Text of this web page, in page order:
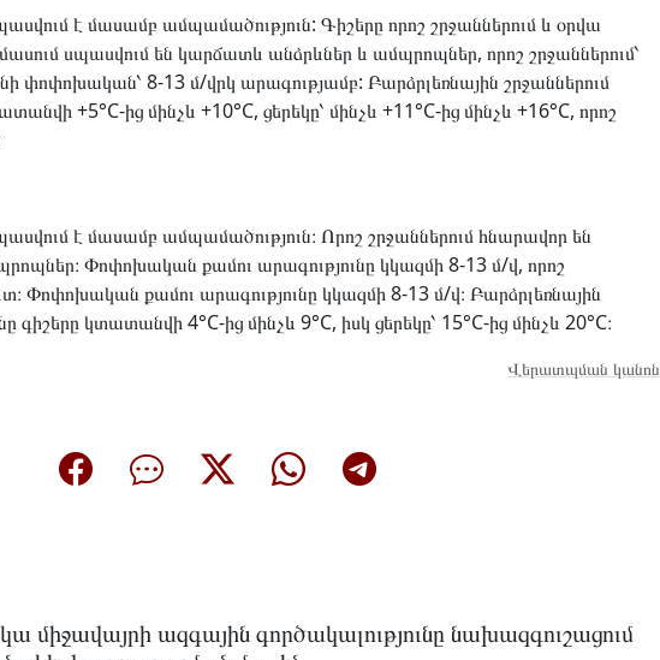
է մասամբ ամպամածություն: Գիշերը որոշ շրջաններում և օրվա
սպասվում են կարճատև անձրևներ և ամպրոպներ, որոշ շրջաններում՝
փոփոխական՝ 8-13 մ/վրկ արագությամբ: Բարձրլեռնային շրջաններում
+5°C-ից մինչև +10°C, ցերեկը՝ մինչև +11°C-ից մինչև +16°C, որոշ
է մասամբ ամպամածություն։ Որոշ շրջաններում հնարավոր են
Փոփոխական քամու արագությունը կկազմի 8-13 մ/վ, որոշ
Փոփոխական քամու արագությունը կկազմի 8-13 մ/վ։ Բարձրլեռնային
գիշերը կտատանվի 4°C-ից մինչև 9°C, իսկ ցերեկը՝ 15°C-ից մինչև 20°C։
Վերատպման կանոն
միջավայրի ազգային գործակալությունը նախազգուշացում